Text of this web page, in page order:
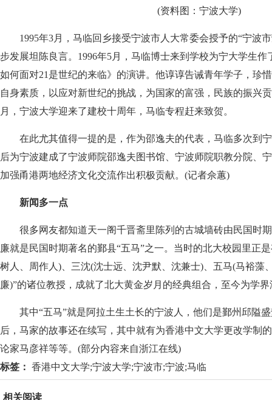
(资料图：宁波大学)
1995年3月，马临回乡接受宁波市人大常委会授予的“宁波市
步发展坦陈良言。1996年5月，马临博士来到学校为宁大学生
如何面对21是世纪的来临》的演讲。他谆谆告诫青年学子，珍
自身素质，以应对新世纪的挑战，为国家的富强，民族的振兴
月，宁波大学迎来了建校十周年，马临专程赶来致贺。
在此尤其值得一提的是，作为邵逸夫的代表，马临多次到宁
后为宁波建成了宁波师院邵逸夫图书馆、宁波师院职教分院、
加强甬港两地经济文化交流作出积极贡献。(记者佘蕙)
新闻多一点
很多网友都知道天一阁千晋斋里陈列的古城墙砖由民国时期
廉就是民国时期著名的鄞县“五马”之一。当时的北大校园里正
树人、周作人)、三沈(沈士远、沈尹默、沈兼士)、五马(马裕藻
廉)”的诸位教授，成就了北大黄金岁月的经典组合，至今为学
其中“五马”就是阿拉土生土长的宁波人，他们是鄞州邱隘盛
后，马家的故事还在续写，其中就有为香港中文大学更改学制
论家马彦祥等等。(部分内容来自浙江在线)
标签： 香港中文大学;宁波大学;宁波市;宁波;马临
相关阅读